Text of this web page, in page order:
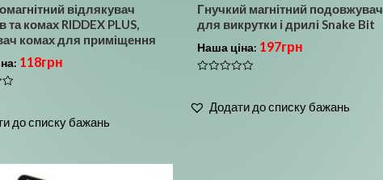
відлякувач
та комах RIDDEX PLUS,
комах для приміщення
118грн
до списку бажань
Гнучкий магнітний подовжувач
для викрутки і дрилі Snake Bit
Наша ціна: 197грн
з
Додати до списку бажань